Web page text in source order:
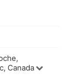
Canada